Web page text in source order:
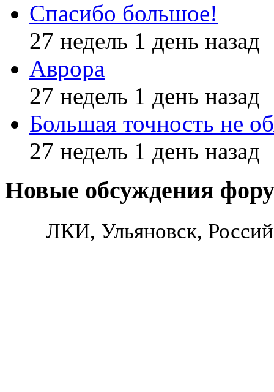
Спасибо большое!
27 недель 1 день назад
Аврора
27 недель 1 день назад
Большая точность не
27 недель 1 день назад
Новые обсуждения
ЛКИ, Ульяновск,